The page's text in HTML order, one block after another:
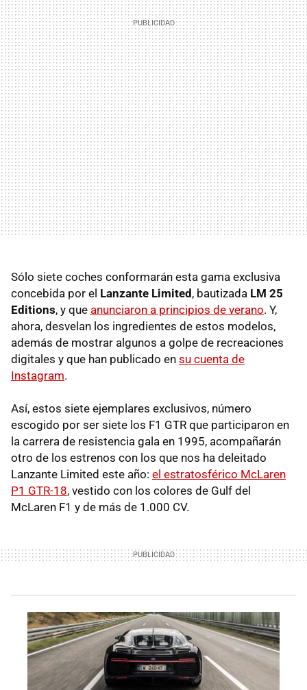
Sólo siete coches conformarán esta gama exclusiva
concebida por el Lanzante Limited, bautizada LM 25
Editions, y que anunciaron a principios de verano. Y,
ahora, desvelan los ingredientes de estos modelos,
además de mostrar algunos a golpe de recreaciones
digitales y que han publicado en su cuenta de
Instagram.
Así, estos siete ejemplares exclusivos, número
escogido por ser siete los F1 GTR que participaron en
la carrera de resistencia gala en 1995, acompañarán
otro de los estrenos con los que nos ha deleitado
Lanzante Limited este año: el estratosférico McLaren
P1 GTR-18, vestido con los colores de Gulf del
McLaren F1 y de más de 1.000 CV.